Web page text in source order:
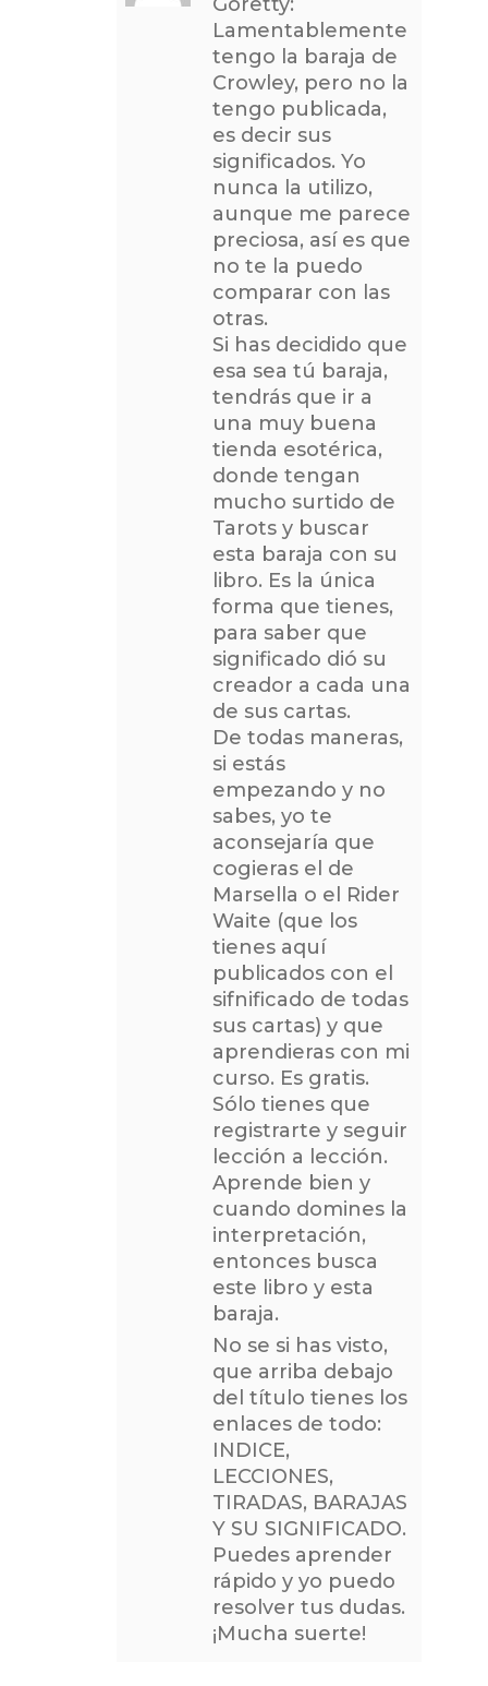
Goretty:
Lamentablemente
tengo la baraja de
Crowley, pero no la
tengo publicada,
es decir sus
significados. Yo
nunca la utilizo,
aunque me parece
preciosa, así es que
no te la puedo
comparar con las
otras.
Si has decidido que
esa sea tú baraja,
tendrás que ir a
una muy buena
tienda esotérica,
donde tengan
mucho surtido de
Tarots y buscar
esta baraja con su
libro. Es la única
forma que tienes,
para saber que
significado dió su
creador a cada una
de sus cartas.
De todas maneras,
si estás
empezando y no
sabes, yo te
aconsejaría que
cogieras el de
Marsella o el Rider
Waite (que los
tienes aquí
publicados con el
sifnificado de todas
sus cartas) y que
aprendieras con mi
curso. Es gratis.
Sólo tienes que
registrarte y seguir
lección a lección.
Aprende bien y
cuando domines la
interpretación,
entonces busca
este libro y esta
baraja.
No se si has visto,
que arriba debajo
del título tienes los
enlaces de todo:
INDICE,
LECCIONES,
TIRADAS, BARAJAS
Y SU SIGNIFICADO.
Puedes aprender
rápido y yo puedo
resolver tus dudas.
¡Mucha suerte!